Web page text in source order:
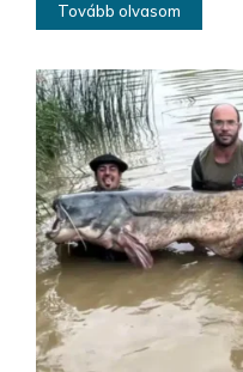
Tovább olvasom